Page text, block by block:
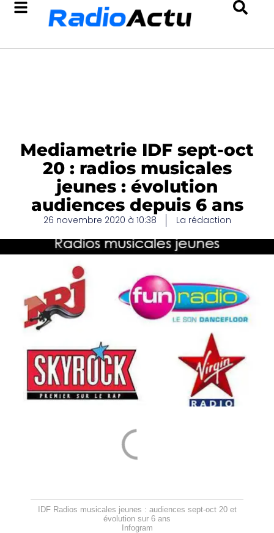
Mediametrie IDF sept-oct
20 : radios musicales
jeunes : évolution
audiences depuis 6 ans
26 novembre 2020 à 10:38 La rédaction
IDF Radios musicales jeunes : audiences sept-oct 20 et
évolution sur 6 ans
Infogram